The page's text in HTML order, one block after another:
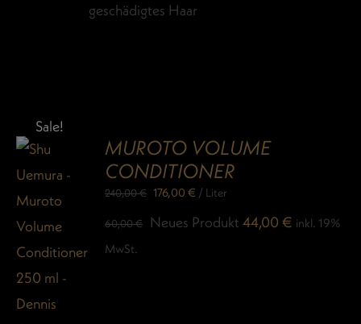
geschädigtes Haar
Sale!
MUROTO VOLUME
CONDITIONER
240,00€ 176,00€ / Liter
60,00€
Ursprünglicher
Neues Produkt 44,00€ Aktueller
inkl. 19%
MwSt.